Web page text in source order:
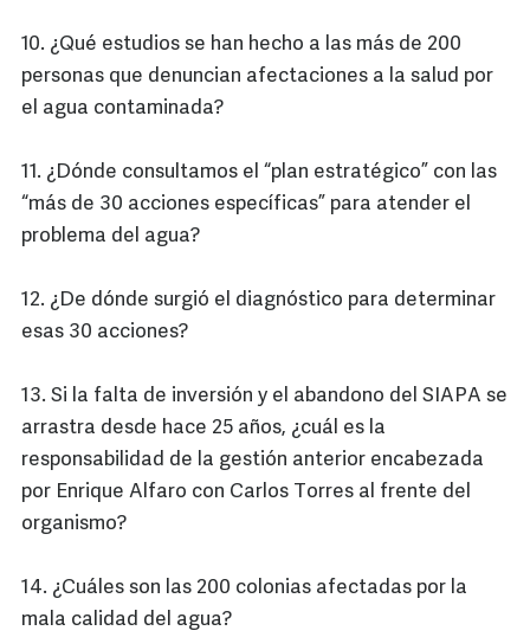
10. ¿Qué estudios se han hecho a las más de 200
personas que denuncian afectaciones a la salud por
el agua contaminada?
11. ¿Dónde consultamos el “plan estratégico” con las
“más de 30 acciones específicas” para atender el
problema del agua?
12. ¿De dónde surgió el diagnóstico para determinar
esas 30 acciones?
13. Si la falta de inversión y el abandono del SIAPA se
arrastra desde hace 25 años, ¿cuál es la
responsabilidad de la gestión anterior encabezada
por Enrique Alfaro con Carlos Torres al frente del
organismo?
14. ¿Cuáles son las 200 colonias afectadas por la
mala calidad del agua?